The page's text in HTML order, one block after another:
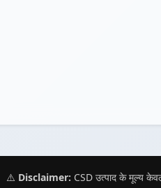
⚠️ Disclaimer: CSD उत्पाद के मूल्य